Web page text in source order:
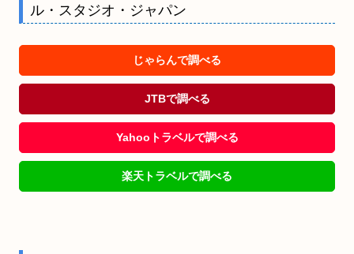
ル・スタジオ・ジャパン
じゃらんで調べる
JTBで調べる
Yahooトラベルで調べる
楽天トラベルで調べる